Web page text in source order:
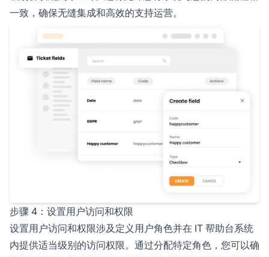
一致，确保无缝集成和高效的支持运营。
步骤 4：设置用户访问和权限
设置用户访问和权限涉及定义用户角色并在 IT 帮助台系统
内提供适当级别的访问权限。通过分配特定角色，您可以确